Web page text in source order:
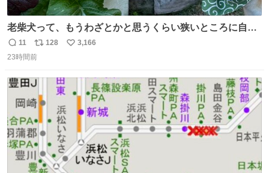
老柴犬って、もうわざとかと思うくらい狭いところに自ら
はまりにいくじゃないですか？ 今朝ガーデニングしてる飼
い主の間にはまってきて、最高に可愛かった♥️
返
信
11
リ
ポ
ト
数
128
い
3,166
23時間前